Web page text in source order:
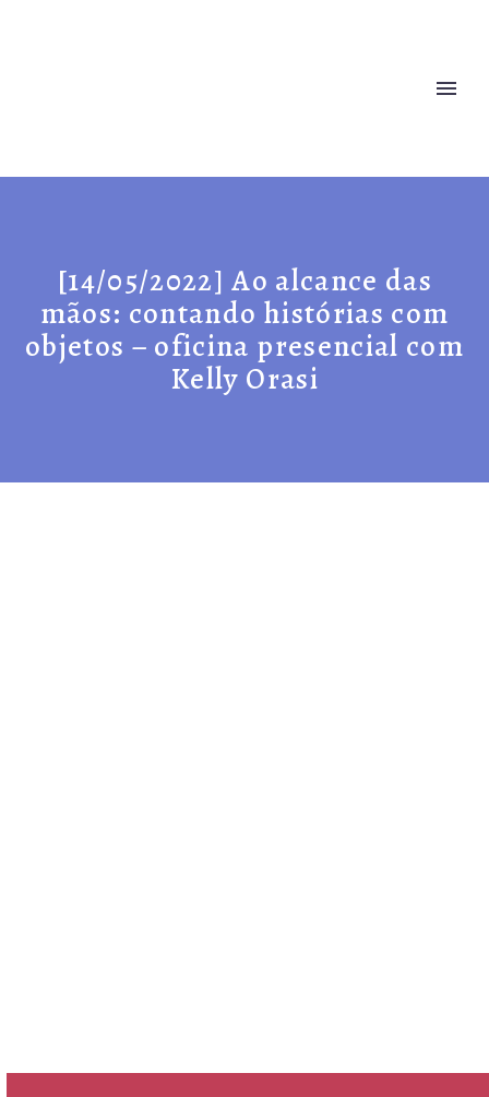
[14/05/2022] Ao alcance das
mãos: contando histórias com
objetos – oficina presencial com
Kelly Orasi